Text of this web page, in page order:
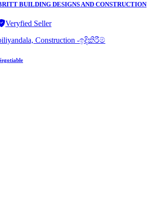
BUILDING DESIGNS AND CONSTRUCTION
Veryfied Seller
Construction -ඉදිකිරීම්